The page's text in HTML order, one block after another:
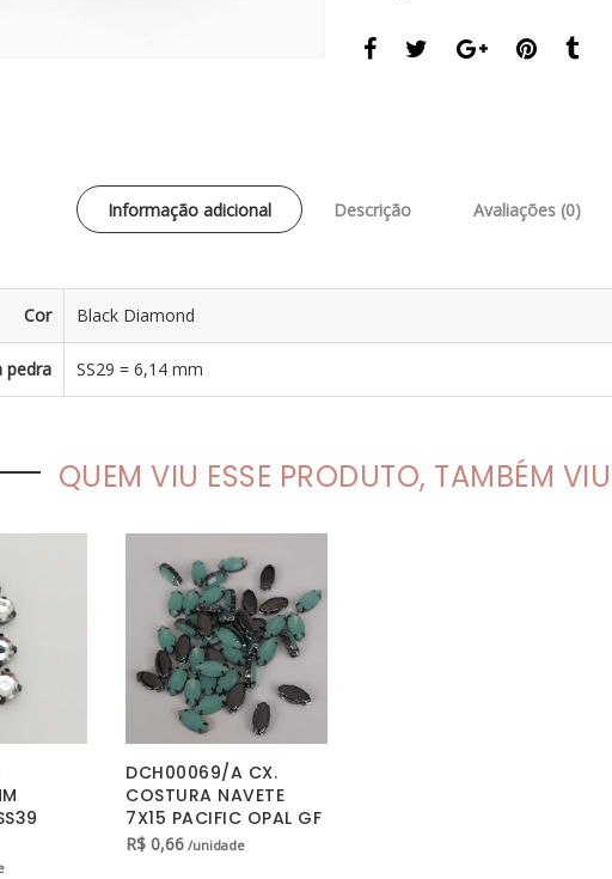
Informação adicional Descrição Avaliações (0)
Cor Black Diamond
pedra SS29 = 6,14 mm
QUEM VIU ESSE PRODUTO, TAMBÉM
DCH00069/A CX.
COSTURA NAVETE
7X15 PACIFIC OPAL GF
R$ 0,66 /unidade